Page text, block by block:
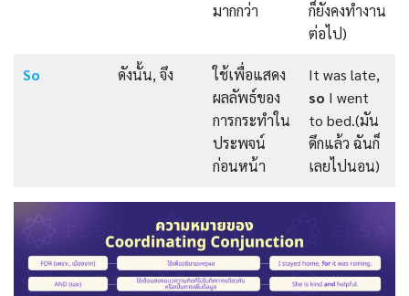
มากกว่า
ก็ยังคงทำงาน
ต่อไป)
So ดังนั้น, จึง
ใช้เพื่อแสดง
ผลลัพธ์ของ
การกระทำใน
ประพจน์
ก่อนหน้า
It was late,
so I went
to bed.(มัน
ดึกแล้ว ฉันก็
เลยไปนอน)